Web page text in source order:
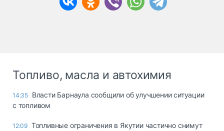
Топливо, масла и автохимия
14:35 Власти Барнаула сообщили об улучшении ситуации
с топливом
12:09 Топливные ограничения в Якутии частично снимут